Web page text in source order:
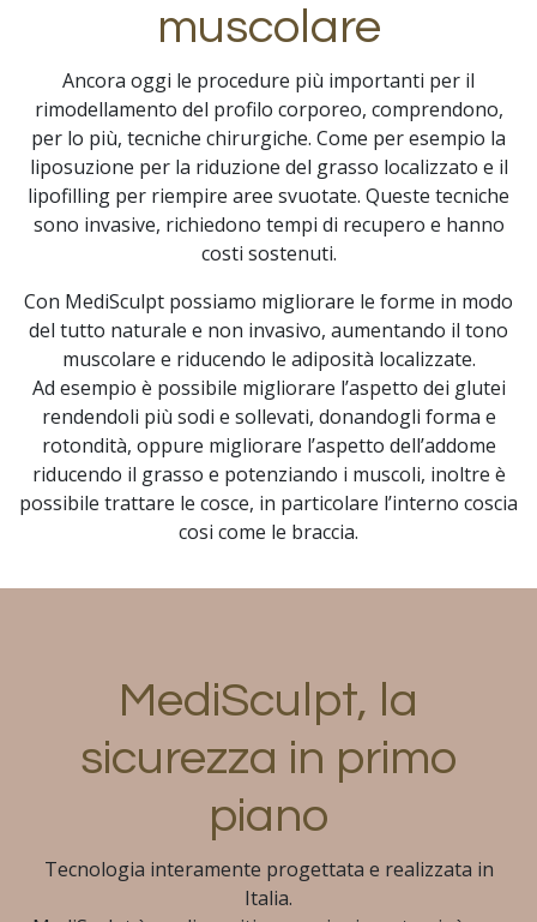
muscolare
Ancora oggi le procedure più importanti per il
rimodellamento del profilo corporeo, comprendono,
per lo più, tecniche chirurgiche. Come per esempio la
liposuzione per la riduzione del grasso localizzato e il
lipofilling per riempire aree svuotate. Queste tecniche
sono invasive, richiedono tempi di recupero e hanno
costi sostenuti.
Con MediSculpt possiamo migliorare le forme in modo
del tutto naturale e non invasivo, aumentando il tono
muscolare e riducendo le adiposità localizzate.
Ad esempio è possibile migliorare l’aspetto dei glutei
rendendoli più sodi e sollevati, donandogli forma e
rotondità, oppure migliorare l’aspetto dell’addome
riducendo il grasso e potenziando i muscoli, inoltre è
possibile trattare le cosce, in particolare l’interno coscia
cosi come le braccia.
MediSculpt, la
sicurezza in primo
piano
Tecnologia interamente progettata e realizzata in
Italia.